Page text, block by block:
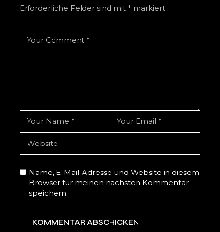
Erforderliche Felder sind mit* markiert
Name, E-Mail-Adresse und Website in diesem
Browser für meinen nächsten Kommentar
speichern.
KOMMENTAR ABSCHICKEN